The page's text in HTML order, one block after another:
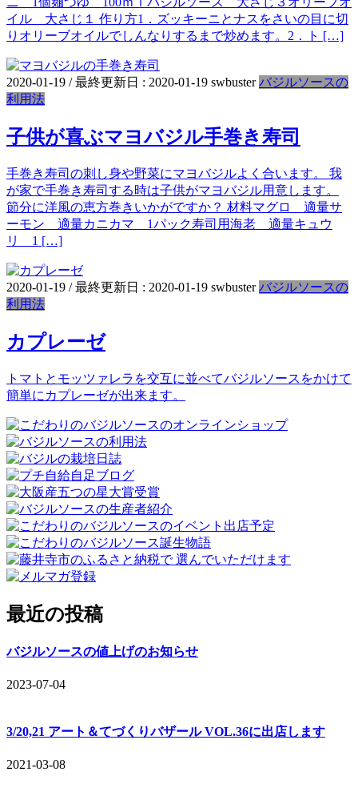
イル 大さじ１ 作り方1．ズッキーニとナスをさいの目に切
りオリーブオイルでしんなりするまで炒めます。2．ト […]
2020-01-19 / 最終更新日 : 2020-01-19 swbuster バジルソースの
利用法
子供が喜ぶマヨバジル手巻き寿司
手巻き寿司の刺し身や野菜にマヨバジルよく合います。 我
が家で手巻き寿司する時は子供がマヨバジル用意します。
節分に洋風の恵方巻きいかがですか？ 材料マグロ 適量サ
ーモン 適量カニカマ 1パック寿司用海老 適量キュウ
リ 1 […]
2020-01-19 / 最終更新日 : 2020-01-19 swbuster バジルソースの
利用法
カプレーゼ
トマトとモッツァレラを交互に並べてバジルソースをかけて
簡単にカプレーゼが出来ます。
最近の投稿
バジルソースの値上げのお知らせ
2023-07-04
3/20,21 アート＆てづくりバザール VOL.36に出店します
2021-03-08